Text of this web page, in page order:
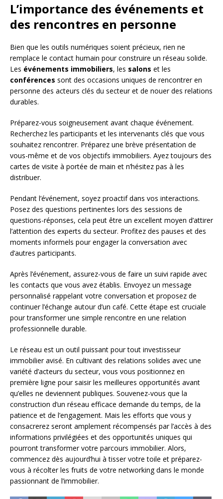
L’importance des événements et
des rencontres en personne
Bien que les outils numériques soient précieux, rien ne
remplace le contact humain pour construire un réseau solide.
Les événements immobiliers, les salons et les
conférences sont des occasions uniques de rencontrer en
personne des acteurs clés du secteur et de nouer des relations
durables.
Préparez-vous soigneusement avant chaque événement.
Recherchez les participants et les intervenants clés que vous
souhaitez rencontrer. Préparez une brève présentation de
vous-même et de vos objectifs immobiliers. Ayez toujours des
cartes de visite à portée de main et n’hésitez pas à les
distribuer.
Pendant l’événement, soyez proactif dans vos interactions.
Posez des questions pertinentes lors des sessions de
questions-réponses, cela peut être un excellent moyen d’attirer
l’attention des experts du secteur. Profitez des pauses et des
moments informels pour engager la conversation avec
d’autres participants.
Après l’événement, assurez-vous de faire un suivi rapide avec
les contacts que vous avez établis. Envoyez un message
personnalisé rappelant votre conversation et proposez de
continuer l’échange autour d’un café. Cette étape est cruciale
pour transformer une simple rencontre en une relation
professionnelle durable.
Le réseau est un outil puissant pour tout investisseur
immobilier avisé. En cultivant des relations solides avec une
variété d’acteurs du secteur, vous vous positionnez en
première ligne pour saisir les meilleures opportunités avant
qu’elles ne deviennent publiques. Souvenez-vous que la
construction d’un réseau efficace demande du temps, de la
patience et de l’engagement. Mais les efforts que vous y
consacrerez seront amplement récompensés par l’accès à des
informations privilégiées et des opportunités uniques qui
pourront transformer votre parcours immobilier. Alors,
commencez dès aujourd’hui à tisser votre toile et préparez-
vous à récolter les fruits de votre networking dans le monde
passionnant de l’immobilier.